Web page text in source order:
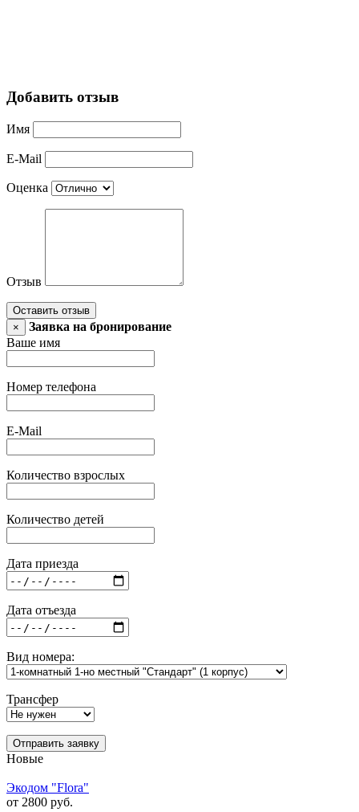
Добавить отзыв
Имя
E-Mail
Оценка
Отзыв
Оставить отзыв
×
Заявка на бронирование
Ваше имя
Номер телефона
E-Mail
Количество взрослых
Количество детей
Дата приезда
Дата отъезда
Вид номера:
Трансфер
Отправить заявку
Новые
Экодом "Flora"
от 2800 руб.